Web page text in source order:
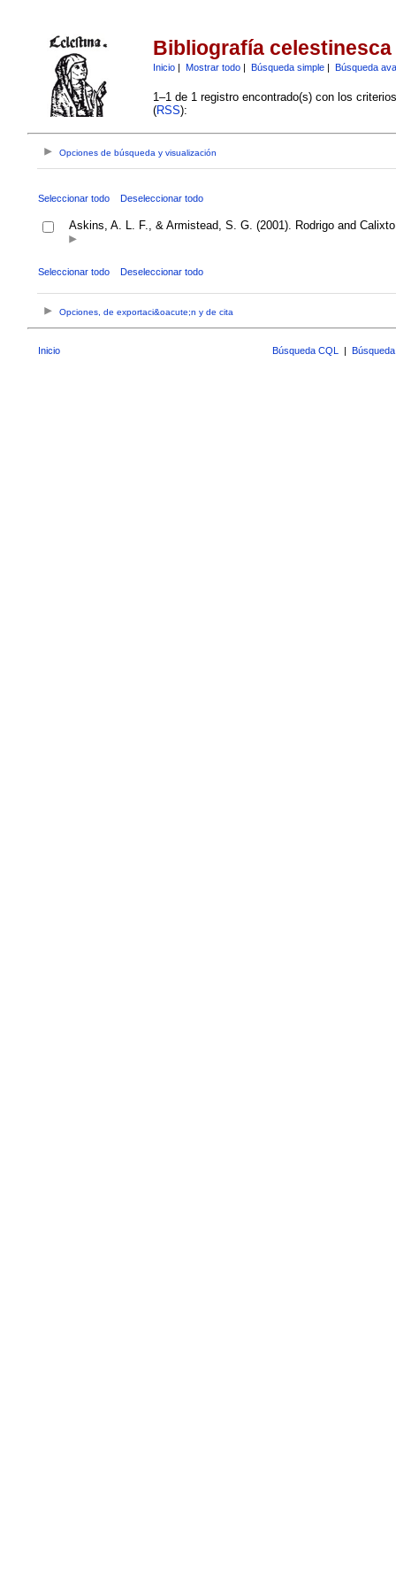
Bibliografía celestinesca
Inicio| Mostrar todo| Búsqueda simple| Búsqueda
1–1 de 1 registro encontrado(s) con los
(RSS):
Opciones de búsqueda y visualización
Seleccionar todo Deseleccionar todo
Askins, A. L. F., & Armistead, S. G. (2001). Rodrigo and
Seleccionar todo Deseleccionar todo
Opciones, de exportaci&oacute;n y de cita
Inicio Búsqueda CQL |